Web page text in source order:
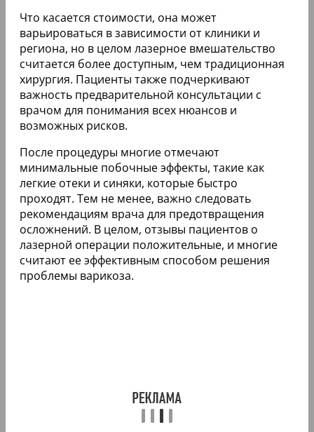
Что касается стоимости, она может
варьироваться в зависимости от клиники и
региона, но в целом лазерное вмешательство
считается более доступным, чем традиционная
хирургия. Пациенты также подчеркивают
важность предварительной консультации с
врачом для понимания всех нюансов и
возможных рисков.
После процедуры многие отмечают
минимальные побочные эффекты, такие как
легкие отеки и синяки, которые быстро
проходят. Тем не менее, важно следовать
рекомендациям врача для предотвращения
осложнений. В целом, отзывы пациентов о
лазерной операции положительные, и многие
считают ее эффективным способом решения
проблемы варикоза.